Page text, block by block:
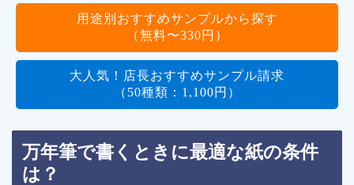
用途別おすすめサンプルから探す
（無料〜330円）
大人気！店長おすすめサンプル請求
（50種類：1,100円）
万年筆で書くときに最適な紙の条件
は？